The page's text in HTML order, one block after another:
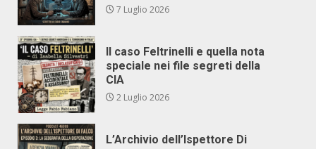
7 Luglio 2026
Il caso Feltrinelli e quella nota
speciale nei file segreti della
CIA
2 Luglio 2026
L’Archivio dell’Ispettore Di